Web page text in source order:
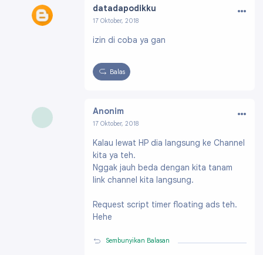
datadapodikku
17 Oktober, 2018
698587656296038
…
izin di coba ya gan
Balas
Anonim
17 Oktober, 2018
…
Kalau lewat HP dia langsung ke Channel
kita ya teh.
Nggak jauh beda dengan kita tanam
link channel kita langsung.
Request script timer floating ads teh.
Hehe
Sembunyikan Balasan